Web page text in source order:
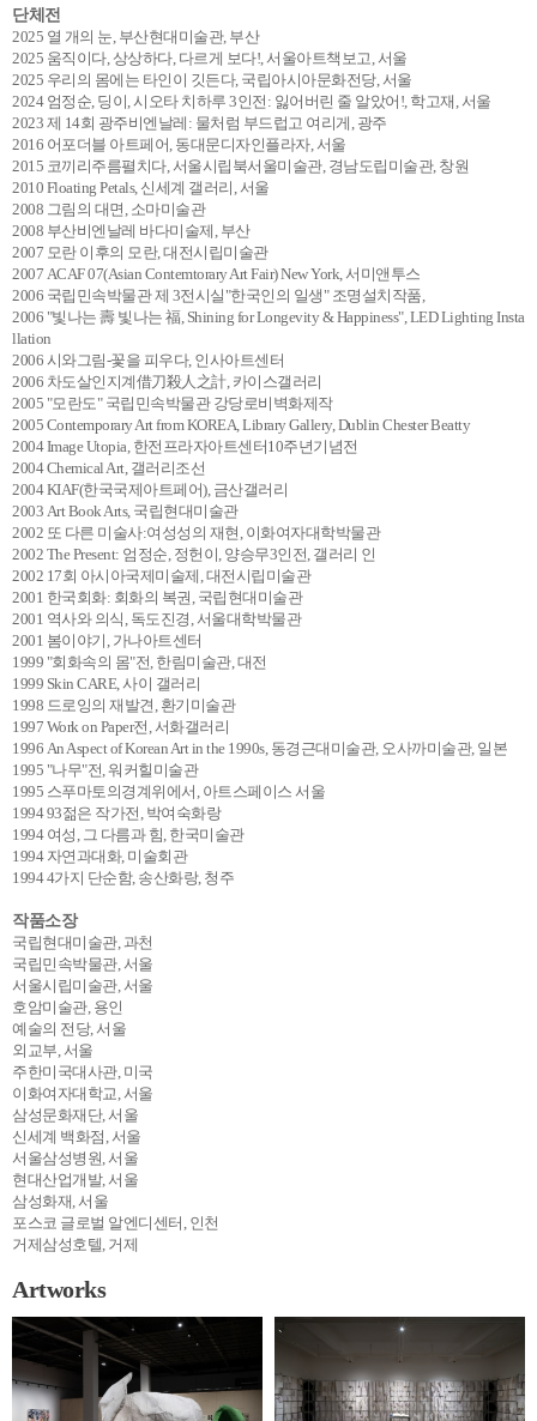
단체전
2025 열 개의 눈, 부산현대미술관, 부산
2025 움직이다, 상상하다, 다르게 보다!, 서울아트책보고, 서울
2025 우리의 몸에는 타인이 깃든다, 국립아시아문화전당, 서울
2024 엄정순, 딩이, 시오타 치하루 3인전: 잃어버린 줄 알았어!, 학고재, 서울
2023 제 14회 광주비엔날레: 물처럼 부드럽고 여리게, 광주
2016 어포더블 아트페어, 동대문디자인플라자, 서울
2015 코끼리주름펼치다, 서울시립북서울미술관, 경남도립미술관, 창원
2010 Floating Petals, 신세계 갤러리, 서울
2008 그림의 대면, 소마미술관
2008 부산비엔날레 바다미술제, 부산
2007 모란 이후의 모란, 대전시립미술관
2007 ACAF 07(Asian Contemtorary Art Fair) New York, 서미앤투스
2006 국립민속박물관 제 3전시실"한국인의 일생" 조명설치작품,
2006 "빛나는 壽 빛나는 福, Shining for Longevity & Happiness", LED Lighting Insta
llation
2006 시와그림-꽃을 피우다, 인사아트센터
2006 차도살인지계借刀殺人之計, 카이스갤러리
2005 "모란도" 국립민속박물관 강당로비벽화제작
2005 Contemporary Art from KOREA, Library Gallery, Dublin Chester Beatty
2004 Image Utopia, 한전프라자아트센터10주년기념전
2004 Chemical Art, 갤러리조선
2004 KIAF(한국국제아트페어), 금산갤러리
2003 Art Book Arts, 국립현대미술관
2002 또 다른 미술사:여성성의 재현, 이화여자대학박물관
2002 The Present: 엄정순, 정헌이, 양승무3인전, 갤러리 인
2002 17회 아시아국제미술제, 대전시립미술관
2001 한국회화: 회화의 복권, 국립현대미술관
2001 역사와 의식, 독도진경, 서울대학박물관
2001 봄이야기, 가나아트센터
1999 "회화속의 몸"전, 한림미술관, 대전
1999 Skin CARE, 사이 갤러리
1998 드로잉의 재발견, 환기미술관
1997 Work on Paper전, 서화갤러리
1996 An Aspect of Korean Art in the 1990s, 동경근대미술관, 오사까미술관, 일본
1995 "나무"전, 워커힐미술관
1995 스푸마토의경계위에서, 아트스페이스 서울
1994 93젊은 작가전, 박여숙화랑
1994 여성, 그 다름과 힘, 한국미술관
1994 자연과대화, 미술회관
1994 4가지 단순함, 송산화랑, 청주
작품소장
국립현대미술관, 과천
국립민속박물관, 서울
서울시립미술관, 서울
호암미술관, 용인
예술의 전당, 서울
외교부, 서울
주한미국대사관, 미국
이화여자대학교, 서울
삼성문화재단, 서울
신세계 백화점, 서울
서울삼성병원, 서울
현대산업개발, 서울
삼성화재, 서울
포스코 글로벌 알엔디센터, 인천
거제삼성호텔, 거제
Artworks